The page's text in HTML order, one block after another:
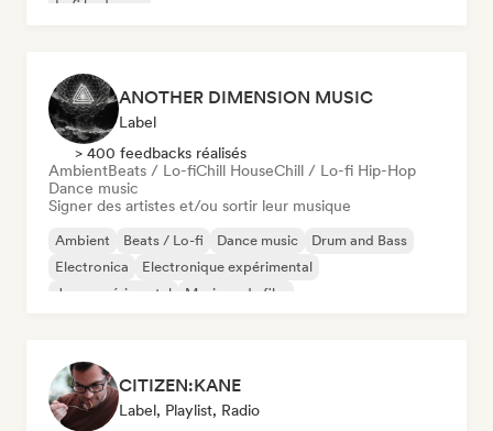
Lofi bedroom
ANOTHER DIMENSION MUSIC
Label
> 400 feedbacks réalisés
AmbientBeats / Lo-fiChill HouseChill / Lo-fi Hip-Hop
Dance music
Signer des artistes et/ou sortir leur musique
Ambient Beats / Lo-fi Dance music
Drum and Bass
Electronica
Electronique expérimental
Jazz expérimental
Musique de film
CITIZEN:KANE
Label, Playlist, Radio